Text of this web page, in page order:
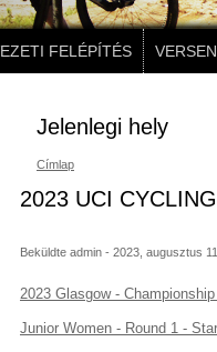
FELÉPÍTÉS
Jelenlegi hely
Címlap
2023 UCI
Beküldte admin - 2023, augusztus
2023 Glasgow -
Junior Women - Round 1 -